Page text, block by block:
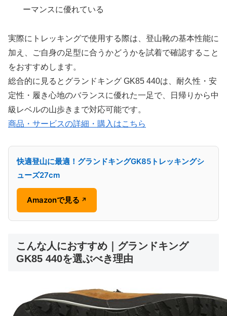
ーマンスに優れている
実際にトレッキングで使用する際は、登山靴の基本性能に
加え、ご自身の足型に合うかどうかを試着で確認すること
をおすすめします。
総合的に見るとグランドキング GK85 440は、耐久性・安
定性・履き心地のバランスに優れた一足で、日帰りから中
級レベルの山歩きまで対応可能です。
商品・サービスの詳細・購入はこちら
快適登山に最適！グランドキングGK85トレッキングシ
ューズ27cm
Amazonで見る ↗
こんな人におすすめ｜グランドキング
GK85 440を選ぶべき理由